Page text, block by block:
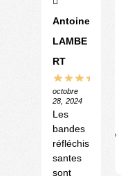
Antoine
LAMBE
RT
octobre
28, 2024
Les
bandes
réfléchis
santes
sont
Utile